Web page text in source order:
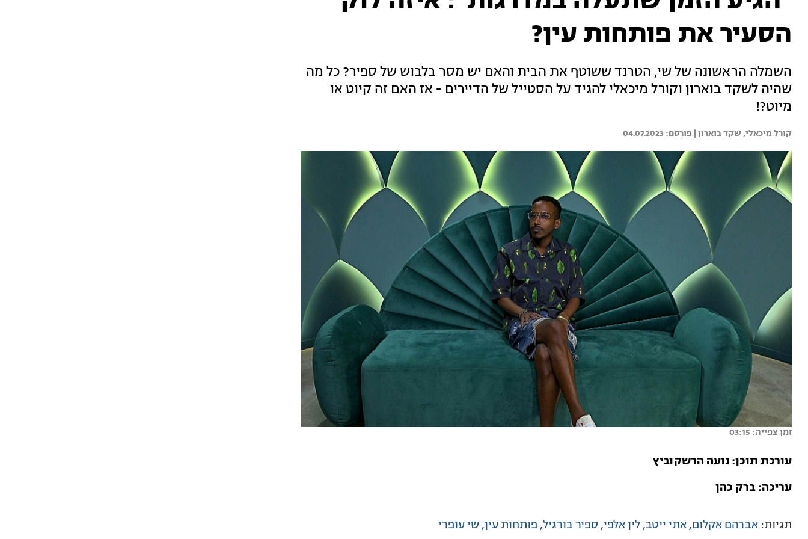
הסעיר את פותחות עין?
השמלה הראשונה של שי, הטרנד ששוטף את הבית והאם יש מסר בלבוש של ספיר? כל מה
שהיה לשקד בוארון וקורל מיכאלי להגיד על הסטייל של הדיירים - אז האם זה קיוט או
מיוט?!
קורל מיכאלי, שקד בוארון | 04.07.2023
זמן צפייה: 03:15
עורכת תוכן: נועה הרשקוביץ
עריכה: ברק כהן
תגיות: אברהם אקלום אתי ייטב לין אלפי ספיר בורגיל פותחות עין שי עופרי